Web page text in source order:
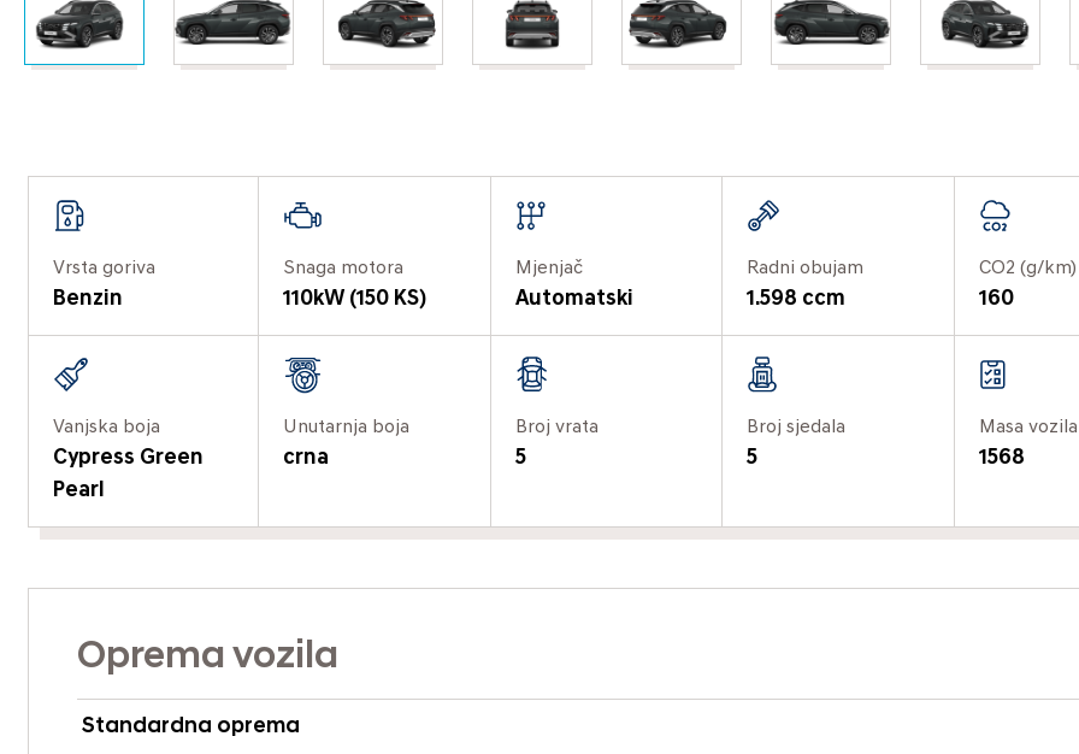
Vrsta goriva
Benzin
Snaga motora
110kW (150 KS)
Mjenjač
Automatski
Radni obujam
1.598 ccm
CO2 (g/km)
160
Vanjska boja
Cypress Green
Pearl
Unutarnja boja
crna
Broj vrata
5
Broj sjedala
5
Masa
1568
Oprema vozila
Standardna oprema